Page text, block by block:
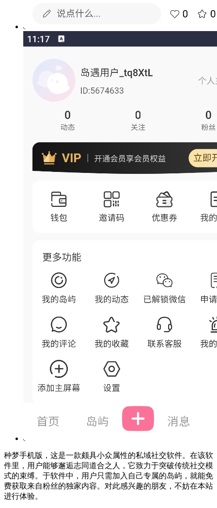
种梦手机版，这是一款颇具小众属性的私域社交软件。在该软
件里，用户能够邂逅志同道合之人，它致力于突破传统社交模
式的束缚。于软件中，用户只需加入自己专属的岛屿，就能免
费获取来自粉丝的独家内容。对此感兴趣的朋友，不妨在本站
进行体验。